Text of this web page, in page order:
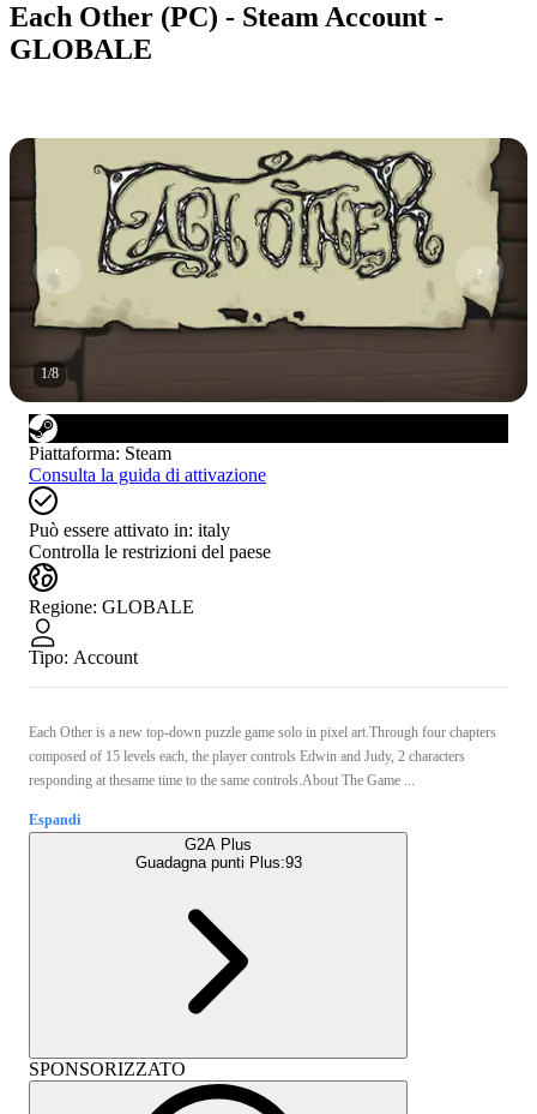
Each Other (PC) - Steam Account -
GLOBALE
1/8
Piattaforma: Steam
Consulta la guida di attivazione
Può essere attivato in: italy
Controlla le restrizioni del paese
Regione: GLOBALE
Tipo: Account
Each Other is a new top-down puzzle game solo in pixel art.Through four chapters
composed of 15 levels each, the player controls Edwin and Judy, 2 characters
responding at thesame time to the same controls.About The Game ...
Espandi
G2A Plus
Guadagna punti Plus:93
SPONSORIZZATO